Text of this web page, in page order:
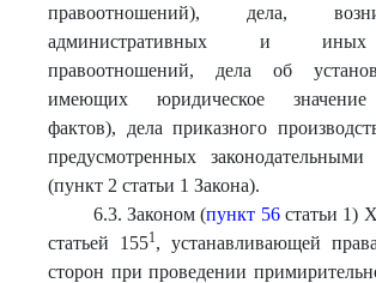
правоотношений), дела,
административных и
правоотношений, дела об
имеющих юридическое значение
фактов), дела приказного
предусмотренных законодательными
(пункт 2 статьи 1 Закона).
6.3. Законом (пункт 56статьи 1)
статьей 1551, устанавливающей
сторон при проведении